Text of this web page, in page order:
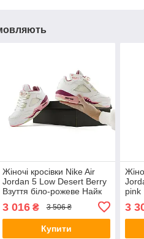
Жіночі кросівки Nike Air
Jordan 5 Low Desert Berry
Взуття біло-рожеве Найк
Джордан шкіра текстиль
демісезон для дівчат
3 016₴ 3 506 ₴
Купити
pink
3